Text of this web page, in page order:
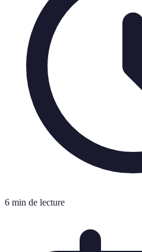
6 min de lecture